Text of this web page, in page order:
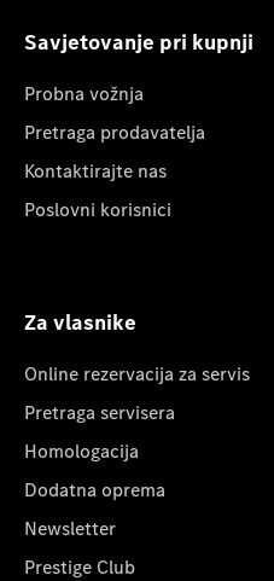
Savjetovanje pri kupnji
Probna vožnja
Pretraga prodavatelja
Kontaktirajte nas
Poslovni korisnici
Za vlasnike
Online rezervacija za servis
Pretraga servisera
Homologacija
Dodatna oprema
Newsletter
Prestige Club